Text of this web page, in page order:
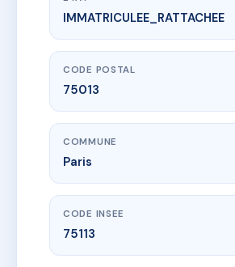
www.vme.plus/AC6858344
RESIDENCE COTE JARDIN
4 Rue Olivier Messiaen
IMMATRICULEE_RATTACHEE
CODE POSTAL
75013
COMMUNE
Paris
CODE INSEE
75113